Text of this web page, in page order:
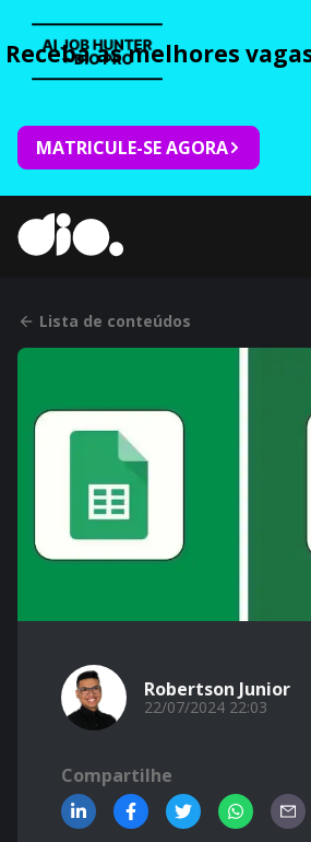
Receba as melhores
MATRICULE-SE AGORA
Lista de conteúdos
Robertson Junior
22/07/2024 22:03
Compartilhe